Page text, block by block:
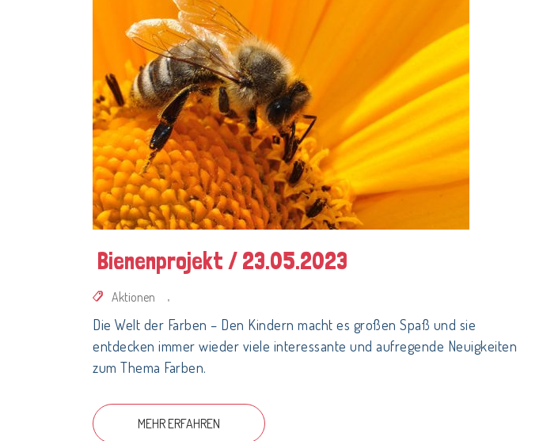
Bienenprojekt / 23.05.2023
Aktionen ,
Die Welt der Farben – Den Kindern macht es großen Spaß und sie
entdecken immer wieder viele interessante und aufregende Neuigkeiten
zum Thema Farben.
MEHR ERFAHREN